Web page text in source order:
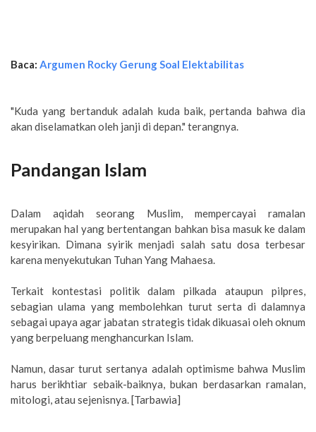
Baca: Argumen Rocky Gerung Soal Elektabilitas
"Kuda yang bertanduk adalah kuda baik, pertanda bahwa dia
akan diselamatkan oleh janji di depan." terangnya.
Pandangan Islam
Dalam aqidah seorang Muslim, mempercayai ramalan
merupakan hal yang bertentangan bahkan bisa masuk ke dalam
kesyirikan. Dimana syirik menjadi salah satu dosa terbesar
karena menyekutukan Tuhan Yang Mahaesa.
Terkait kontestasi politik dalam pilkada ataupun pilpres,
sebagian ulama yang membolehkan turut serta di dalamnya
sebagai upaya agar jabatan strategis tidak dikuasai oleh oknum
yang berpeluang menghancurkan Islam.
Namun, dasar turut sertanya adalah optimisme bahwa Muslim
harus berikhtiar sebaik-baiknya, bukan berdasarkan ramalan,
mitologi, atau sejenisnya. [Tarbawia]